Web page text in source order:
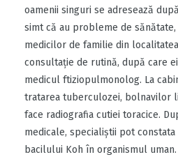
oamenii singuri se adresează
simt că au probleme de
medicilor de familie din
consultaţie de rutină, după care
medicul ftiziopulmonolog. La
tratarea tuberculozei, bolnavilor
face radiografia cutiei toracice.
medicale, specialiştii pot
bacilului Koh în organismul